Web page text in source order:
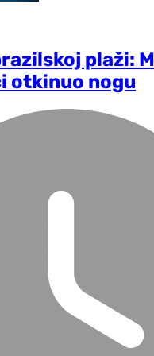
plaži:
otkinuo nogu